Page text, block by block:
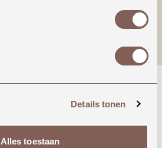
Details tonen
Alles toestaan